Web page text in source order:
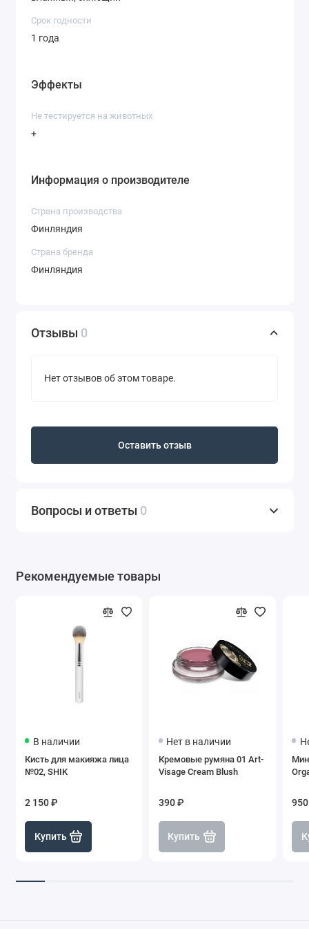
Срок годности
1 года
Эффекты
Не тестируется на животных
+
Информация о производителе
Страна производства
Финляндия
Страна бренда
Финляндия
Отзывы 0
Нет отзывов об этом товаре.
Оставить отзыв
Вопросы и ответы 0
Рекомендуемые товары
В наличии
Кисть для макияжа лица
№02, SHIK
2 150 ₽
Купить
Нет в наличии
Кремовые румяна 01 Art-
Visage Cream Blush
390 ₽
Купить